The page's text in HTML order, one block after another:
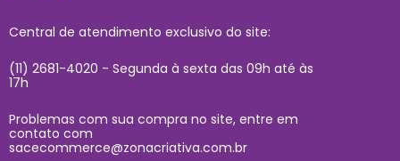
Central de atendimento exclusivo do site:
(11) 2681-4020 - Segunda à sexta das 09h até às
17h
Problemas com sua compra no site, entre em
contato com
sacecommerce@zonacriativa.com.br